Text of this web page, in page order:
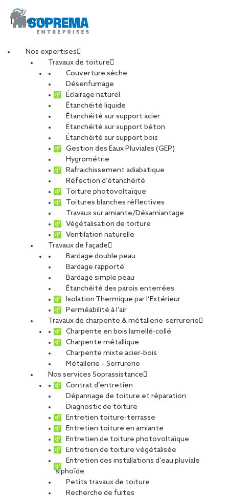
Menu
Nos expertises
Travaux de toiture
Couverture sèche
Désenfumage
Éclairage naturel
Étanchéité liquide
Étanchéité sur support acier
Étanchéité sur support béton
Étanchéité sur support bois
Gestion des Eaux Pluviales (GEP)
Hygrométrie
Rafraichissement adiabatique
Réfection d’étanchéité
Toiture photovoltaïque
Toitures blanches réflectives
Travaux sur amiante/Désamiantage
Végétalisation de toiture
Ventilation naturelle
Travaux de façade
Bardage double peau
Bardage rapporté
Bardage simple peau
Étanchéité des parois enterrées
Isolation Thermique par l’Extérieur
Perméabilité à l’air
Travaux de charpente & métallerie-serrurerie
Charpente en bois lamellé-collé
Charpente métallique
Charpente mixte acier-bois
Métallerie – Serrurerie
Nos services Soprassistance
Contrat d’entretien
Dépannage de toiture et réparation
Diagnostic de toiture
Entretien toiture-terrasse
Entretien toiture en amiante
Entretien de toiture photovoltaïque
Entretien de toiture végétalisée
Entretien des installations d’eau pluviale
siphoïde
Petits travaux de toiture
Recherche de fuites
SEL int
PARTAGER